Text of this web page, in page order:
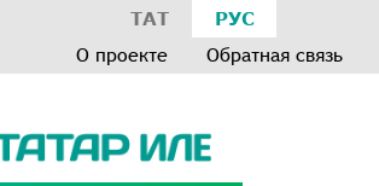
ТАТ РУС
О проекте Обратная связь